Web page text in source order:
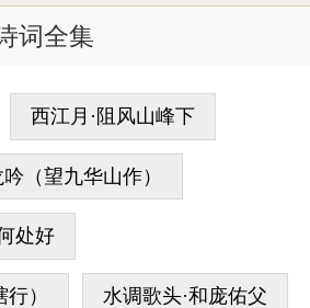
词全集
西江月·阻风山峰下
（望九华山作）
处好
） 水调歌头·和庞佑父